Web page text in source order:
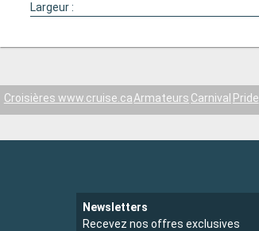
Largeur :
Croisières www.cruise.caArmateurs Carnival Pride
Newsletters
Recevez nos offres exclusives